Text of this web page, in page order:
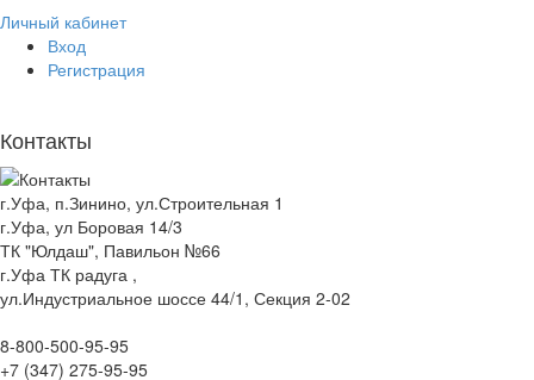
Личный кабинет
Вход
Регистрация
Контакты
г.Уфа, п.Зинино, ул.Строительная 1
г.Уфа, ул Боровая 14/3
ТК "Юлдаш", Павильон №66
г.Уфа ТК радуга ,
ул.Индустриальное шоссе 44/1, Секция 2-02
8-800-500-95-95
+7 (347) 275-95-95